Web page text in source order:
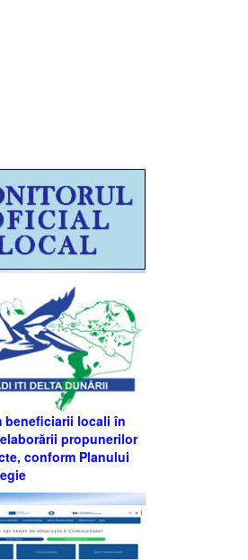
beneficiarii locali în
propunerilor
conform Planului